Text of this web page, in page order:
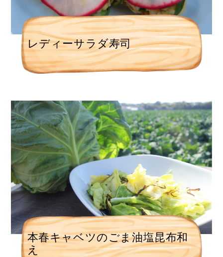
レディーサラダ寿司
本春キャベツのごま油塩昆布和
え